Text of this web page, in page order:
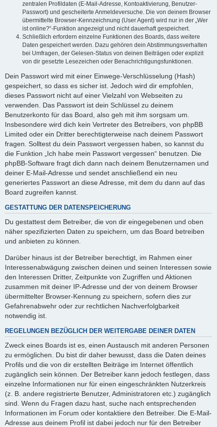
zentralen Profildaten (E-Mail-Adresse, Kontoaktivierung, Benutzer-
Passwort) und gescheiterte Anmeldeversuche. Die von deinem Browser
übermittelte Browser-Kennzeichnung (User Agent) wird nur in der „Wer
ist online?“-Funktion angezeigt und nicht dauerhaft gespeichert.
Schließlich erfordern einzelne Funktionen des Boards, dass weitere
Daten gespeichert werden. Dazu gehören dein Abstimmungsverhalten
bei Umfragen, der Gelesen-Status von deinen Beiträgen oder explizit
von dir gesetzte Lesezeichen oder Benachrichtigungsfunktionen.
Dein Passwort wird mit einer Einwege-Verschlüsselung (Hash)
gespeichert, so dass es sicher ist. Jedoch wird dir empfohlen,
dieses Passwort nicht auf einer Vielzahl von Webseiten zu
verwenden. Das Passwort ist dein Schlüssel zu deinem
Benutzerkonto für das Board, also geh mit ihm sorgsam um.
Insbesondere wird dich kein Vertreter des Betreibers, von phpBB
Limited oder ein Dritter berechtigterweise nach deinem Passwort
fragen. Solltest du dein Passwort vergessen haben, so kannst du
die Funktion „Ich habe mein Passwort vergessen“ benutzen. Die
phpBB-Software fragt dich dann nach deinem Benutzernamen und
deiner E-Mail-Adresse und sendet anschließend ein neu
generiertes Passwort an diese Adresse, mit dem du dann auf das
Board zugreifen kannst.
GESTATTUNG DER DATENSPEICHERUNG
Du gestattest dem Betreiber, die von dir eingegebenen und oben
näher spezifizierten Daten zu speichern, um das Board betreiben
und anbieten zu können.
Darüber hinaus ist der Betreiber berechtigt, im Rahmen einer
Interessenabwägung zwischen deinen und seinen Interessen sowie
den Interessen Dritter, Zeitpunkte von Zugriffen und Aktionen
zusammen mit deiner IP-Adresse und der von deinem Browser
übermittelter Browser-Kennung zu speichern, sofern dies zur
Gefahrenabwehr oder zur rechtlichen Nachverfolgbarkeit
notwendig ist.
REGELUNGEN BEZÜGLICH DER WEITERGABE DEINER DATEN
Zweck eines Boards ist es, einen Austausch mit anderen Personen
zu ermöglichen. Du bist dir daher bewusst, dass die Daten deines
Profils und die von dir erstellten Beiträge im Internet öffentlich
zugänglich sein können. Der Betreiber kann jedoch festlegen, dass
einzelne Informationen nur für einen eingeschränkten Nutzerkreis
(z. B. andere registrierte Benutzer, Administratoren etc.) zugänglich
sind. Wenn du Fragen dazu hast, suche nach entsprechenden
Informationen im Forum oder kontaktiere den Betreiber. Die E-Mail-
Adresse aus deinem Profil ist dabei jedoch nur für den Betreiber